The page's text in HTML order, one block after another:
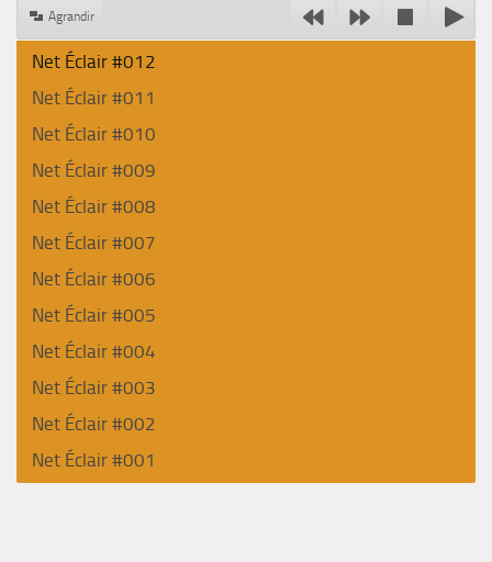
Agrandir
Net Éclair #012
Net Éclair #011
Net Éclair #010
Net Éclair #009
Net Éclair #008
Net Éclair #007
Net Éclair #006
Net Éclair #005
Net Éclair #004
Net Éclair #003
Net Éclair #002
Net Éclair #001